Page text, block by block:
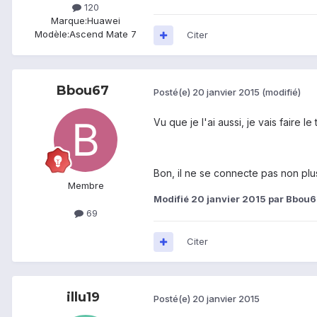
120
Marque:Huawei
Modèle:Ascend Mate 7 Citer
Bbou67
Membre
69
Posté(e) 20 janvier 2015 (modifié)
Vu que je l'ai aussi, je vais faire le
Bon, il ne se connecte pas non
Modifié 20 janvier 2015 par
Citer
illu19 Posté(e) 20 janvier 2015